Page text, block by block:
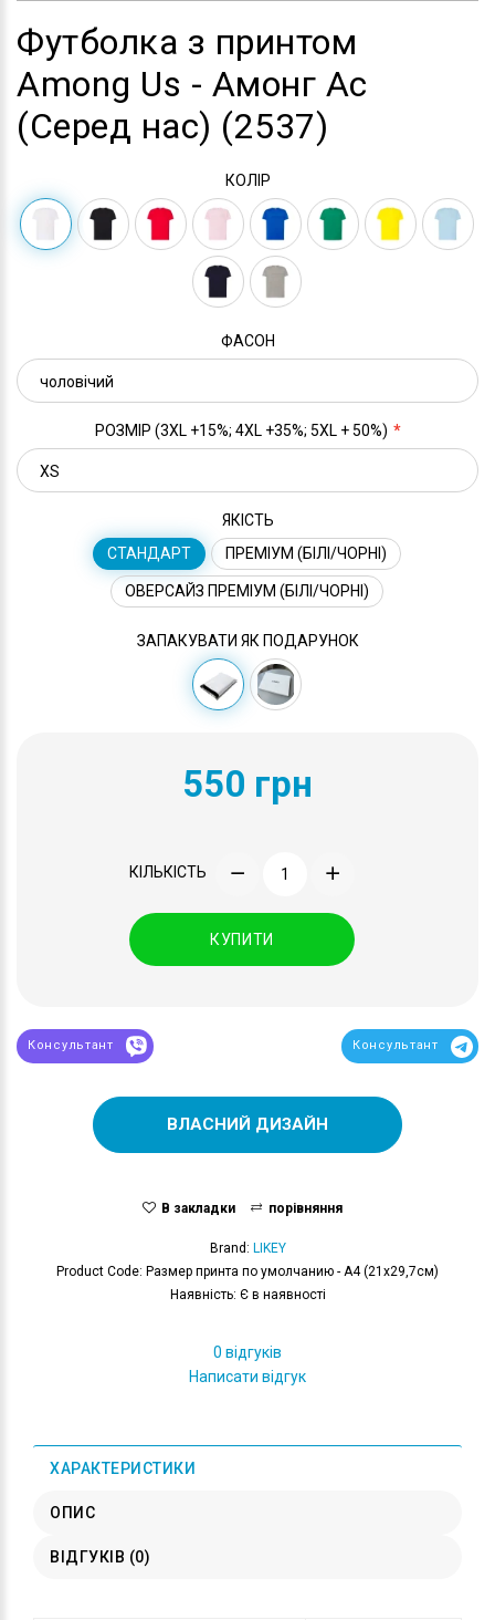
Футболка з принтом
Among Us - Амонг Ас
(Серед нас) (2537)
КОЛІР
ФАСОН
РОЗМІР (3XL +15%; 4XL +35%; 5XL + 50%)
ЯКІСТЬ
СТАНДАРТ
ПРЕМІУМ (БІЛІ/ЧОРНІ)
ОВЕРСАЙЗ ПРЕМІУМ (БІЛІ/ЧОРНІ)
ЗАПАКУВАТИ ЯК ПОДАРУНОК
550 грн
КІЛЬКІСТЬ
КУПИТИ
Консультант Консультант
ВЛАСНИЙ ДИЗАЙН
В закладки порівняння
Brand: LIKEY
Product Code: Размер принта по умолчанию - А4 (21x29,7см)
Наявність: Є в наявності
0 відгуків
Написати відгук
ХАРАКТЕРИСТИКИ
ОПИС
ВІДГУКІВ (0)